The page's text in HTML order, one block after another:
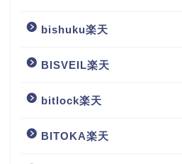
bishuku楽天
BISVEIL楽天
bitlock楽天
BITOKA楽天